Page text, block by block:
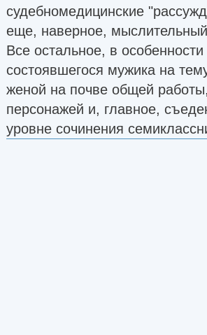
судебномедицинские
еще, наверное, мыслительный
Все остальное, в
состоявшегося мужика на
женой на почве общей
персонажей и, главное,
уровне сочинения